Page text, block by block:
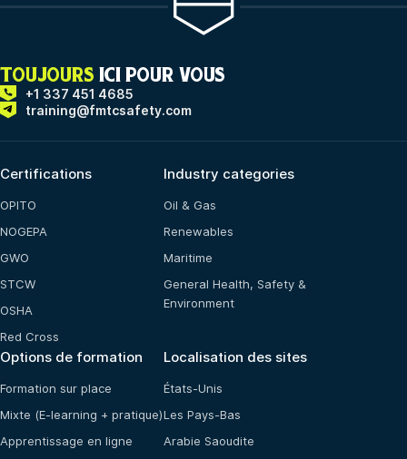
TOUJOURS ICI POUR VOUS
+1 337 451 4685
training@fmtcsafety.com
Certifications
OPITO
NOGEPA
GWO
STCW
OSHA
Red Cross
Industry categories
Oil & Gas
Renewables
Maritime
General Health, Safety &
Environment
Options de formation
Formation sur place
Mixte (E-learning + pratique)
Apprentissage en ligne
Localisation des sites
États-Unis
Les Pays-Bas
Arabie Saoudite